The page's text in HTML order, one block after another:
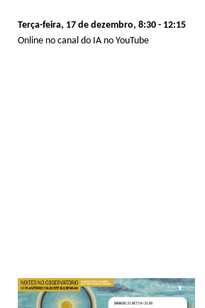
Terça-feira, 17 de dezembro, 8:30 - 12:15
Online no canal do IA no YouTube